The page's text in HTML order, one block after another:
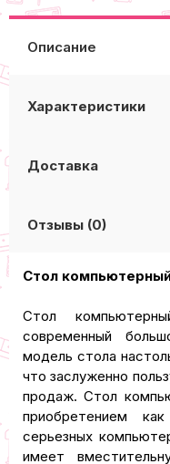
Описание
Характеристики
Доставка
Отзывы (0)
Cтол
Стол
современный
модель стола
что заслуженно
продаж. Стол
приобретением
серьезных
имеет